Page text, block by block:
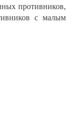
противников,
с малым